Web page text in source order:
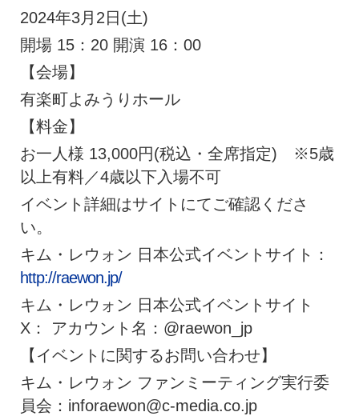
2024年3月2日(土)
開場 15：20 開演 16：00
【会場】
有楽町よみうりホール
【料金】
お一人様 13,000円(税込・全席指定) ※5歳
以上有料／4歳以下入場不可
イベント詳細はサイトにてご確認くださ
い。
キム・レウォン 日本公式イベントサイト：
http://raewon.jp/
キム・レウォン 日本公式イベントサイト
X： アカウント名：@raewon_jp
【イベントに関するお問い合わせ】
キム・レウォン ファンミーティング実行委
員会： inforaewon@c-media.co.jp